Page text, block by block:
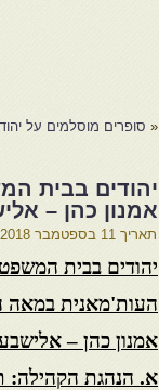
« סופרים מוסלמים על
אמנון כהן –
תאריך 11 בספטמבר 2018
יהודים בבית
העות'מאנית במאה ה-
אמנון כהן –
א. הנהגת הקהילה: